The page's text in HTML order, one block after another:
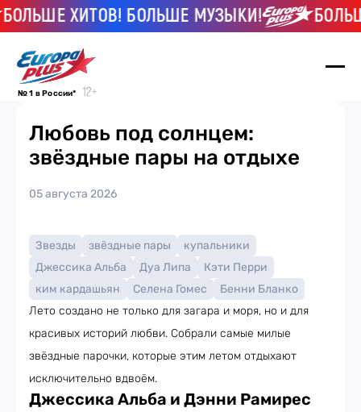
ХИТОВ! БОЛЬШЕ МУЗЫКИ!
№ 1 в России*
Любовь под солнцем:
звёздные пары на отдыхе
05 августа 2026
Звезды звёздные пары
купальники
Джессика Альба
Дуа Липа
Кэти Перри
ким кардашьян
Селена Гомес
Бенни Бланко
Лето создано не только для загара и моря, но и для
красивых историй любви. Собрали самые милые
звёздные парочки, которые этим летом отдыхают
исключительно вдвоём.
Джессика Альба и Дэнни Рамирес